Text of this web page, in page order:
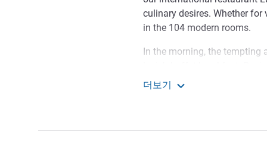
culinary desires. Whether
in the 104 modern rooms.
In the morning, the tempting
conditions thanks to our
더보기